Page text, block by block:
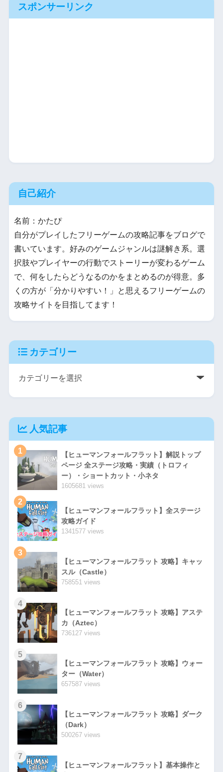
スポンサーリンク
自己紹介
名前：かたぴ
自分がプレイしたフリーゲームの攻略記事をブログで
書いています。好みのゲームジャンルは謎解き系。選
択肢やプレイヤーの行動でストーリーが変わるゲーム
で、何をしたらどうなるのかをまとめるのが得意。多
くの方が「分かりやすい！」と思えるフリーゲームの
攻略サイトを目指してます！
カテゴリー
人気記事
1
【ヒューマンフォールフラット】解説トップ
ページ 全ステージ攻略・実績（トロフィ
ー）・ショートカット・小ネタ
1605681 views
2
【ヒューマンフォールフラット】全ステージ
攻略ガイド
1341577 views
3
【ヒューマンフォールフラット 攻略】キャッ
スル（Castle）
758551 views
4
【ヒューマンフォールフラット 攻略】アステ
カ（Aztec）
736127 views
5
【ヒューマンフォールフラット 攻略】ウォー
ター（Water）
657587 views
6
【ヒューマンフォールフラット 攻略】ダーク
（Dark）
500267 views
7
【ヒューマンフォールフラット】基本操作と